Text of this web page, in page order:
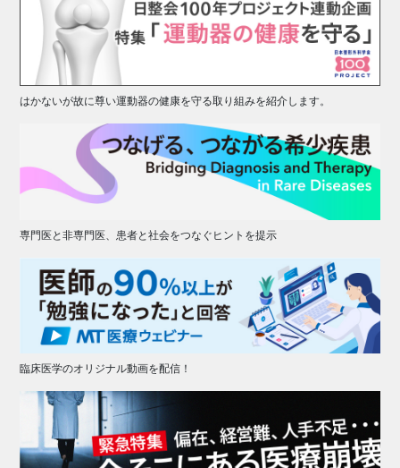
はかないが故に尊い運動器の健康を守る取り組みを紹介します。
専門医と非専門医、患者と社会をつなぐヒントを提示
臨床医学のオリジナル動画を配信！